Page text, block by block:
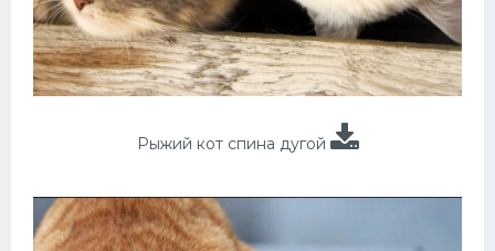
Рыжий кот спина дугой